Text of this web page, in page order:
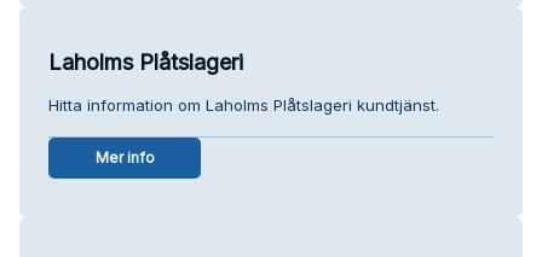
Laholms Plåtslageri
Hitta information om Laholms Plåtslageri kundtjänst.
Mer info